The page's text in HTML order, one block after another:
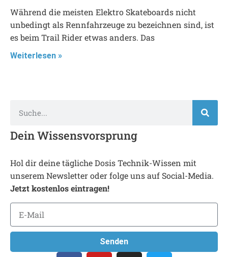
Während die meisten Elektro Skateboards nicht
unbedingt als Rennfahrzeuge zu bezeichnen sind, ist
es beim Trail Rider etwas anders. Das
Weiterlesen »
Dein Wissensvorsprung
Hol dir deine tägliche Dosis Technik-Wissen mit
unserem Newsletter oder folge uns auf Social-Media.
Jetzt kostenlos eintragen!
Senden